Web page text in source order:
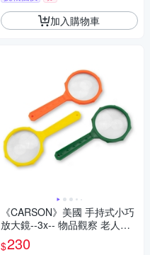
加入購物車
《CARSON》美國 手持式小巧
放大鏡--3x-- 物品觀察 老人閱
讀 年長長者 輔助視力
$230